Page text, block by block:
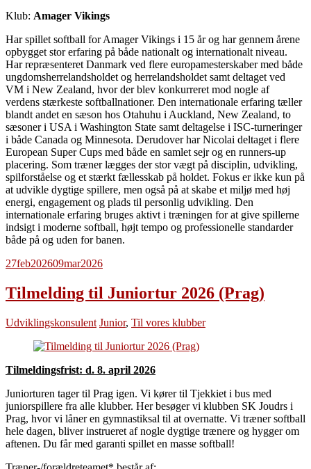
Klub: Amager Vikings
Har spillet softball for Amager Vikings i 15 år og har gennem årene
opbygget stor erfaring på både nationalt og internationalt niveau.
Har repræsenteret Danmark ved flere europamesterskaber med både
ungdomsherrelandsholdet og herrelandsholdet samt deltaget ved
VM i New Zealand, hvor der blev konkurreret mod nogle af
verdens stærkeste softballnationer. Den internationale erfaring tæller
blandt andet en sæson hos Otahuhu i Auckland, New Zealand, to
sæsoner i USA i Washington State samt deltagelse i ISC-turneringer
i både Canada og Minnesota. Derudover har Nicolai deltaget i flere
European Super Cups med både en samlet sejr og en runners-up
placering. Som træner lægges der stor vægt på disciplin, udvikling,
spilforståelse og et stærkt fællesskab på holdet. Fokus er ikke kun på
at udvikle dygtige spillere, men også på at skabe et miljø med høj
energi, engagement og plads til personlig udvikling. Den
internationale erfaring bruges aktivt i træningen for at give spillerne
indsigt i moderne softball, højt tempo og professionelle standarder
både på og uden for banen.
27feb202609mar2026
Tilmelding til Juniortur 2026 (Prag)
Udviklingskonsulent Junior, Til vores klubber
Tilmeldingsfrist: d. 8. april 2026
Juniorturen tager til Prag igen. Vi kører til Tjekkiet i bus med
juniorspillere fra alle klubber. Her besøger vi klubben SK Joudrs i
Prag, hvor vi låner en gymnastiksal til at overnatte. Vi træner softball
hele dagen, bliver instrueret af nogle dygtige trænere og hygger om
aftenen. Du får med garanti spillet en masse softball!